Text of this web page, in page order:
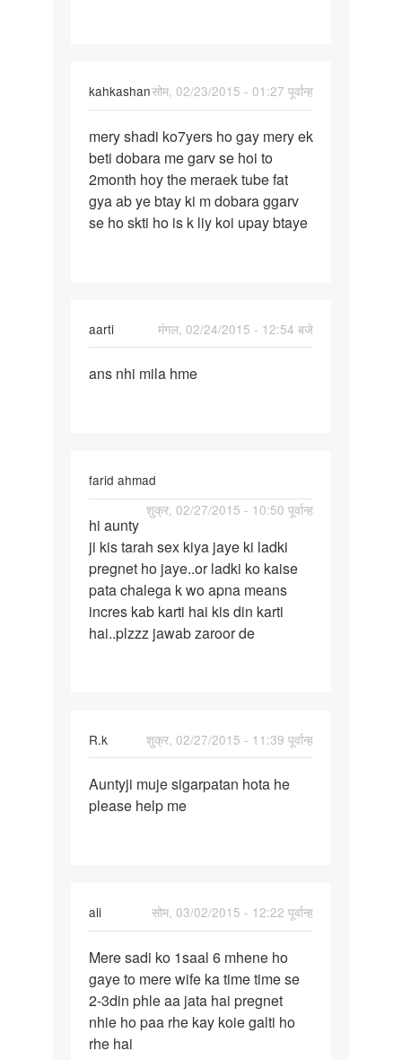
kahkashanसोम, 02/23/2015 - 01:27 पूर्वान्ह
mery
shadi
ko7yers
ho
gay
mery shadi ko7yers ho gay mery ek
beti dobara me garv se hoi to
2month hoy the meraek tube fat
gya ab ye btay ki m dobara ggarv
se ho skti ho is k liy koi upay btaye
aarti
मंगल, 02/24/2015 - 12:54 बजे
ans
ans nhi mila hme
farid ahmad
शुक्र, 02/27/2015 - 10:50 पूर्वान्ह
hi
aunty
ji
kis
tarah
sex
hi aunty
ji kis tarah sex kiya jaye ki ladki
pregnet ho jaye..or ladki ko kaise
pata chalega k wo apna means
incres kab karti hai kis din karti
hai..plzzz jawab zaroor de
R.k
शुक्र, 02/27/2015 - 11:39 पूर्वान्ह
Auntyji
muje
Auntyji muje sigarpatan hota he
please help me
ali
सोम, 03/02/2015 - 12:22 पूर्वान्ह
Mere
sadi
ko
1saal
6
Mere sadi ko 1saal 6 mhene ho
gaye to mere wife ka time time se
2-3din phle aa jata hai pregnet
nhie ho paa rhe kay koie galti ho
rhe hai